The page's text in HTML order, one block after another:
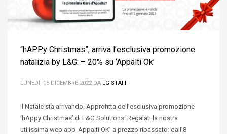
“hAPPy Christmas”, arriva l’esclusiva promozione
natalizia by L&G: – 20% su ‘Appalti Ok’
LUNEDÌ, 05 DICEMBRE 2022 DA LG STAFF
Il Natale sta arrivando. Approfitta dell’esclusiva promozione
‘hAppy Christmas’ di L&G Solutions. Regalati la nostra
utilissima web app ‘Appalti OK’ a prezzo ribassato: dall’8